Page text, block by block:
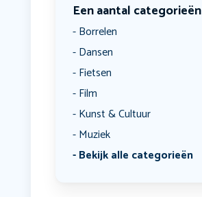
Een aantal categorieën
Borrelen
Dansen
Fietsen
Film
Kunst & Cultuur
Muziek
Bekijk alle categorieën